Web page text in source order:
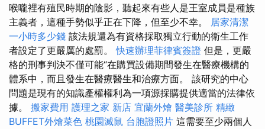
喉嚨裡有殖民時期的陰影，聽起來有些人是王室成員是種族
主義者，這種手勢似乎正在下降，但至少不幸。 居家清潔
一小時多少錢 該法規還為有資格採取獨立行動的衛生工作
者設定了更嚴厲的處罰。快速辦理菲律賓簽證 但是，更嚴
格的刑事判決不僅可能“在購買設備期間發生在醫療機構的
體系中，而且發生在醫療醫生和治療方面。 該研究的中心
問題是現有的知識產權權利為一項源採購提供適當的法律依
據。 搬家費用 護理之家 新店 宜蘭外燴 醫美診所 精緻
BUFFET外燴菜色 桃園滅鼠 台胞證照片 這需要至少兩個人